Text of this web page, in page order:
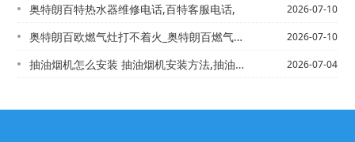
奥特朗百特热水器维修电话,百特客服电话, 2026-07-10
奥特朗百欧燃气灶打不着火_奥特朗百燃气灶打不着火快速解决 2026-07-10
抽油烟机怎么安装 抽油烟机安装方法,抽油烟机怎么保养 抽油烟机的保养方法 2026-07-04